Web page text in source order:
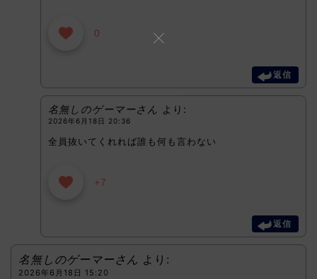
0
返信
名無しのゲーマーさん より:
2026年6月18日 20:36
全員抜いてくれれば誰も何も言わない
+7
返信
名無しのゲーマーさん より:
2026年6月18日 15:20